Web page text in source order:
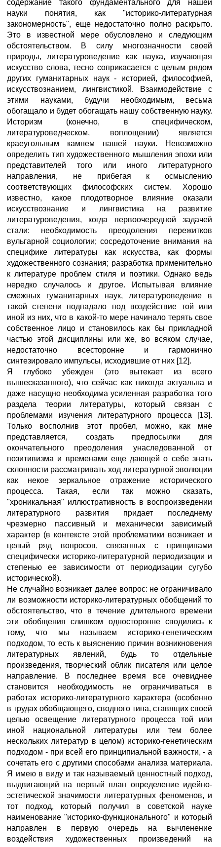
содержание такого фундаментального для нашей
науки понятия, как "историко-литературная
закономерность", еще недостаточно полно раскрыто.
Это в известной мере обусловлено и следующим
обстоятельством. В силу многозначности своей
природы, литературоведение как наука, изучающая
искусство слова, тесно соприкасается с целым рядом
других гуманитарных наук - историей, философией,
искусствознанием, лингвистикой. Взаимодействие с
этими науками, будучи необходимым, весьма
обогащало и будет обогащать нашу собственную науку.
Историзм (конечно, в специфическом,
литературоведческом, воплощении) является
краеугольным камнем нашей науки. Невозможно
определить тип художественного мышления эпохи или
представителей того или иного литературного
направления, не прибегая к осмыслению
соответствующих философских систем. Хорошо
известно, какое плодотворное влияние оказали
искусствознание и лингвистика на развитие
литературоведения, когда первоочередной задачей
стали: необходимость преодоления пережитков
вульгарной социологии; сосредоточение внимания на
специфике литературы как искусства, как формы
художественного сознания; разработка применительно
к литературе проблем стиля и поэтики. Однако ведь
нередко случалось и другое. Испытывая влияние
смежных гуманитарных наук, литературоведение в
такой степени подпадало под воздействие той или
иной из них, что в какой-то мере начинало терять свое
собственное лицо и становилось как бы прикладной
частью этой дисциплины или же, во всяком случае,
недостаточно всесторонне и гармонично
синтезировало импульсы, исходившие от них [12].
Я глубоко убежден (это вытекает из всего
вышесказанного), что сейчас как никогда актуальна и
даже насущно необходима усиленная разработка того
раздела теории литературы, который связан с
проблемами изучения литературного процесса [13].
Только восполнив этот пробел, можно, как мне
представляется, создать предпосылки для
окончательного преодоления унаследованной от
позитивизма и временами еще дающей о себе знать
склонности рассматривать ход литературной эволюции
как некое зеркальное отражение исторического
процесса. Такая, если так можно сказать,
"хроникальная" иллюстративность в воспроизведении
литературного развития придает последнему
чрезмерно пассивный и механически зависимый
характер (в контексте этой проблематики возникает и
целый ряд вопросов, связанных с принципами
специфически историко-литературной периодизации и
степенью ее зависимости от периодизации сугубо
исторической).
Не случайно возникает далее вопрос: не ограничивало
ли возможности историко-литературных обобщений то
обстоятельство, что в течение длительного времени
эти обобщения слишком односторонне сводились к
тому, что мы называем историко-генетическим
подходом, то есть к выяснению причин возникновения
литературных явлений, будь то отдельные
произведения, творческий облик писателя или целое
направление. В последнее время все очевиднее
становится необходимость не ограничиваться в
работах историко-литературного характера (особенно
в трудах обобщающего, сводного типа, ставящих своей
целью освещение литературного процесса той или
иной национальной литературы или тем более
нескольких литератур в целом) историко-генетическим
подходом - при всей его принципиальной важности, - а
сочетать его с другими способами анализа материала.
Я имею в виду и так называемый ценностный подход,
выдвигающий на первый план определение идейно-
эстетической значимости литературных феноменов, и
тот подход, который получил в советской науке
наименование "историко-функционального" и который
направлен в первую очередь на вычленение
воздействия художественных произведений на